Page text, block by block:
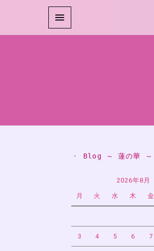
・ Blog ～ 蓮の華 ～
2026年8月
月 火 水 木 金
3 4 5 6 7